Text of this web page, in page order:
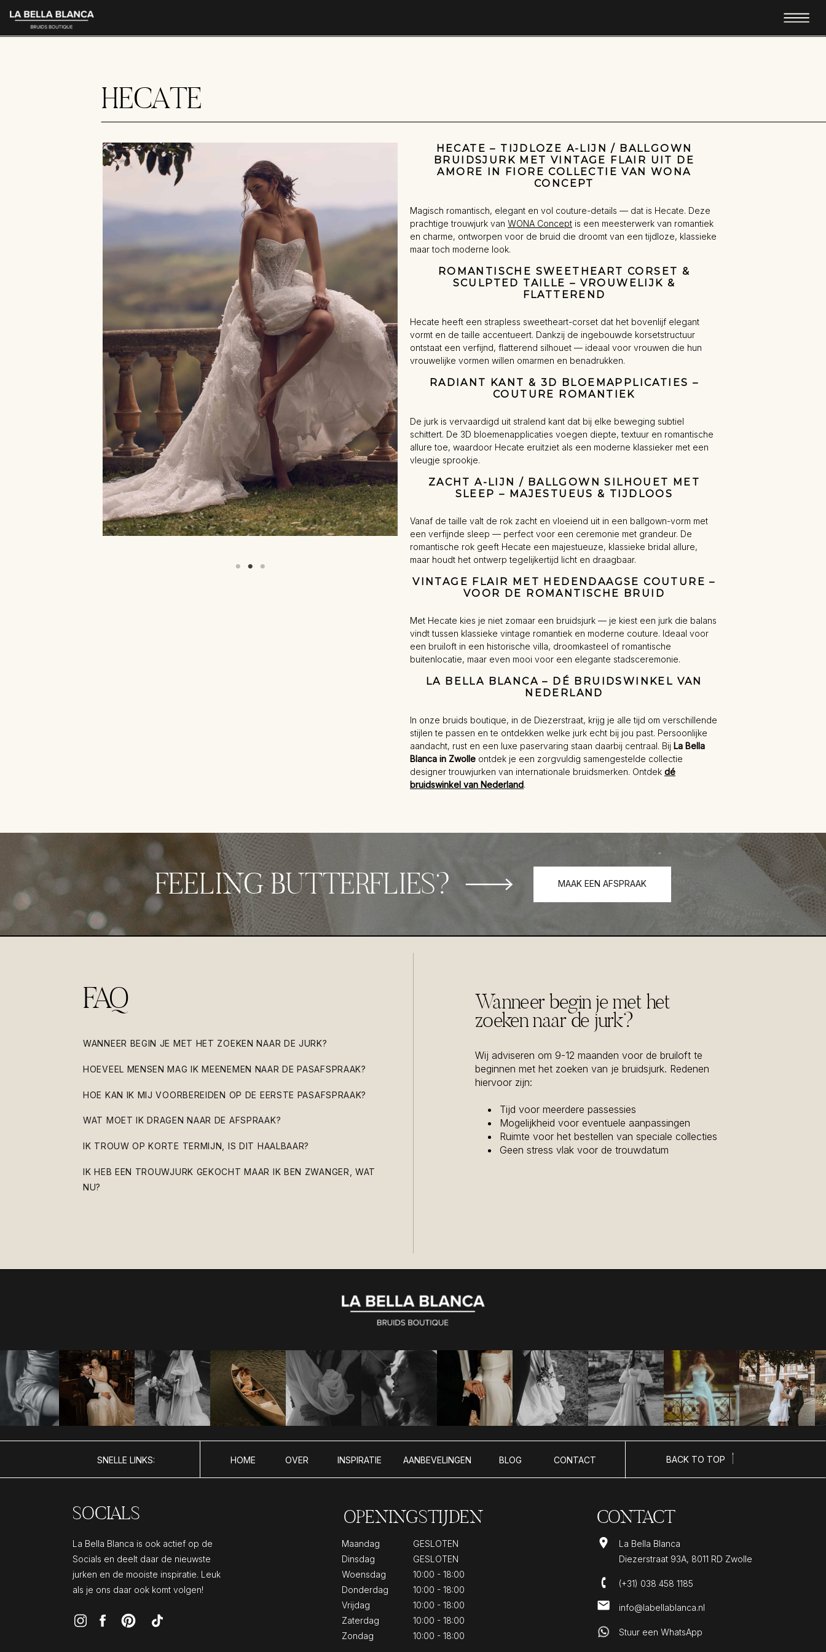
HECATE
HECATE – TIJDLOZE A-LIJN / BALLGOWN
BRUIDSJURK MET VINTAGE FLAIR UIT DE
AMORE IN FIORE COLLECTIE VAN WONA
CONCEPT
Magisch romantisch, elegant en vol couture-details — dat is Hecate. Deze
prachtige trouwjurk van WONA Concept is een meesterwerk van romantiek
en charme, ontworpen voor de bruid die droomt van een tijdloze, klassieke
maar toch moderne look.
ROMANTISCHE SWEETHEART CORSET &
SCULPTED TAILLE – VROUWELIJK &
FLATTEREND
Hecate heeft een strapless sweetheart-corset dat het bovenlijf elegant
vormt en de taille accentueert. Dankzij de ingebouwde korsetstructuur
ontstaat een verfijnd, flatterend silhouet — ideaal voor vrouwen die hun
vrouwelijke vormen willen omarmen en benadrukken.
RADIANT KANT & 3D BLOEMAPPLICATIES –
COUTURE ROMANTIEK
De jurk is vervaardigd uit stralend kant dat bij elke beweging subtiel
schittert. De 3D bloemenapplicaties voegen diepte, textuur en romantische
allure toe, waardoor Hecate eruitziet als een moderne klassieker met een
vleugje sprookje.
ZACHT A-LIJN / BALLGOWN SILHOUET MET
SLEEP – MAJESTUEUS & TIJDLOOS
Vanaf de taille valt de rok zacht en vloeiend uit in een ballgown-vorm met
een verfijnde sleep — perfect voor een ceremonie met grandeur. De
romantische rok geeft Hecate een majestueuze, klassieke bridal allure,
maar houdt het ontwerp tegelijkertijd licht en draagbaar.
VINTAGE FLAIR MET HEDENDAAGSE COUTURE –
VOOR DE ROMANTISCHE BRUID
Met Hecate kies je niet zomaar een bruidsjurk — je kiest een jurk die balans
vindt tussen klassieke vintage romantiek en moderne couture. Ideaal voor
een bruiloft in een historische villa, droomkasteel of romantische
buitenlocatie, maar even mooi voor een elegante stadsceremonie.
LA BELLA BLANCA – DÉ BRUIDSWINKEL VAN
NEDERLAND
In onze bruids boutique, in de Diezerstraat, krijg je alle tijd om verschillende
stijlen te passen en te ontdekken welke jurk echt bij jou past. Persoonlijke
aandacht, rust en een luxe paservaring staan daarbij centraal. Bij La Bella
Blanca in Zwolle ontdek je een zorgvuldig samengestelde collectie
designer trouwjurken van internationale bruidsmerken. Ontdek dé
bruidswinkel van Nederland.
MAAK EEN AFSPRAAK
FEELING BUTTERFLIES?
IK HEB EEN TROUWJURK GEKOCHT MAAR IK BEN ZWANGER, WAT
NU?
IK TROUW OP KORTE TERMIJN, IS DIT HAALBAAR?
WAT MOET IK DRAGEN NAAR DE AFSPRAAK?
HOE KAN IK MIJ VOORBEREIDEN OP DE EERSTE PASAFSPRAAK?
HOEVEEL MENSEN MAG IK MEENEMEN NAAR DE PASAFSPRAAK?
WANNEER BEGIN JE MET HET ZOEKEN NAAR DE JURK?
FAQ
Wij adviseren om 9-12 maanden voor de bruiloft te
beginnen met het zoeken van je bruidsjurk. Redenen
hiervoor zijn:
Tijd voor meerdere passessies
Mogelijkheid voor eventuele aanpassingen
Ruimte voor het bestellen van speciale collecties
Geen stress vlak voor de trouwdatum
Wanneer begin je met het
zoeken naar de jurk?
CONTACT
BLOG
INSPIRATIE
OVER
HOME BACK TO TOP
AANBEVELINGEN
SOCIALS
La Bella Blanca is ook actief op de
Socials en deelt daar de nieuwste
jurken en de mooiste inspiratie. Leuk
als je ons daar ook komt volgen!
OPENINGSTIJDEN CONTACT
Maandag
Dinsdag
Woensdag
Donderdag
Vrijdag
Zaterdag
Zondag
GESLOTEN
GESLOTEN
10:00 - 18:00
10:00 - 18:00
10:00 - 18:00
10:00 - 18:00
10:00 - 18:00
La Bella Blanca
Diezerstraat 93A, 8011 RD Zwolle
(+31) 038 458 1185
info@labellablanca.nl
Stuur een WhatsApp
SNELLE LINKS: